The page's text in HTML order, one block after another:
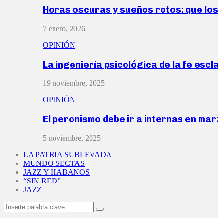
Horas oscuras y sueños rotos: que
7 enero, 2026
OPINIÓN
La ingeniería psicológica de la fe
19 noviembre, 2025
OPINIÓN
El peronismo debe ir a internas en
5 noviembre, 2025
LA PATRIA SUBLEVADA
MUNDO SECTAS
JAZZ Y HABANOS
“SIN RED”
JAZZ
Search
for:
Search